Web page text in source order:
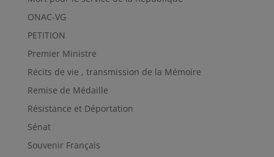
ONAC-VG
PETITION
Premier Ministre
Récits de vie , transmission de la Mémoire
Remise de Médaille
Résistance et Déportation
Sénat
Souvenir Français